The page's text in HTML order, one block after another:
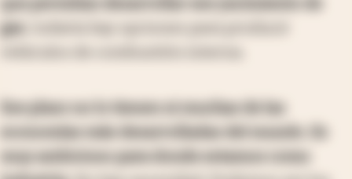
gas
Ese plazo no lo tienen ni muchas de las
economías más desarrolladas del mundo. Es
muy ambicioso para donde estamos como